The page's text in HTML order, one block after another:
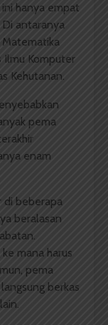
ini hanya empat
Di antaranya
Matematika
Ilmu Komputer
Kehutanan.
pema
enam
di beberapa
beralasan
mana harus
pema
berkas